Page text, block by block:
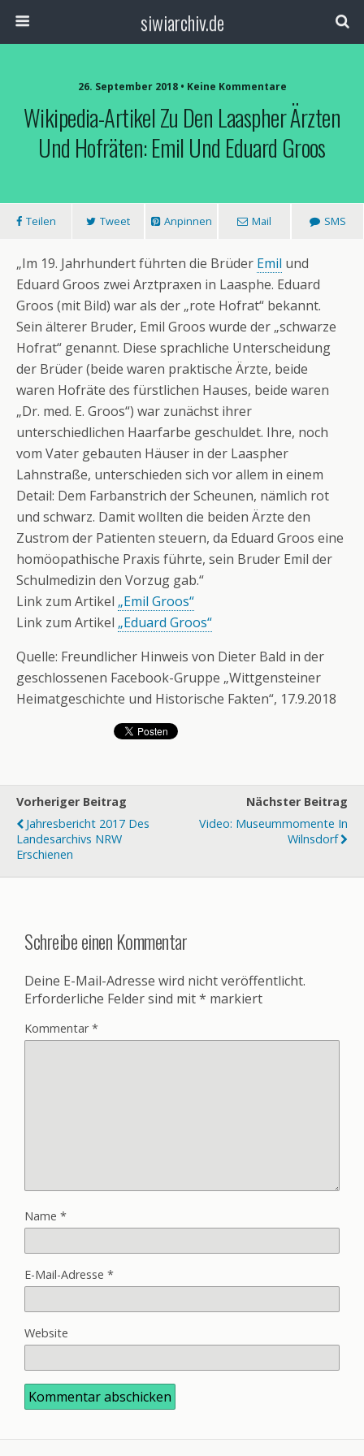
siwiarchiv.de
26. September 2018 • Keine Kommentare
Wikipedia-Artikel Zu Den Laaspher Ärzten
Und Hofräten: Emil Und Eduard Groos
Teilen Tweet Anpinnen Mail SMS
„Im 19. Jahrhundert führten die Brüder Emil und
Eduard Groos zwei Arztpraxen in Laasphe. Eduard
Groos (mit Bild) war als der „rote Hofrat“ bekannt.
Sein älterer Bruder, Emil Groos wurde der „schwarze
Hofrat“ genannt. Diese sprachliche Unterscheidung
der Brüder (beide waren praktische Ärzte, beide
waren Hofräte des fürstlichen Hauses, beide waren
„Dr. med. E. Groos“) war zunächst ihrer
unterschiedlichen Haarfarbe geschuldet. Ihre, noch
vom Vater gebauten Häuser in der Laaspher
Lahnstraße, unterschieden sich vor allem in einem
Detail: Dem Farbanstrich der Scheunen, nämlich rot
und schwarz. Damit wollten die beiden Ärzte den
Zustrom der Patienten steuern, da Eduard Groos eine
homöopathische Praxis führte, sein Bruder Emil der
Schulmedizin den Vorzug gab.“
Link zum Artikel „Emil Groos“
Link zum Artikel „Eduard Groos“
Quelle: Freundlicher Hinweis von Dieter Bald in der
geschlossenen Facebook-Gruppe „Wittgensteiner
Heimatgeschichte und Historische Fakten“, 17.9.2018
Vorheriger Beitrag
Jahresbericht 2017 Des
Landesarchivs NRW
Erschienen
Nächster Beitrag
Video: Museummomente In
Wilnsdorf
Schreibe einen Kommentar
Deine E-Mail-Adresse wird nicht veröffentlicht.
Erforderliche Felder sind mit* markiert
Kommentar*
Name *
E-Mail-Adresse *
Website